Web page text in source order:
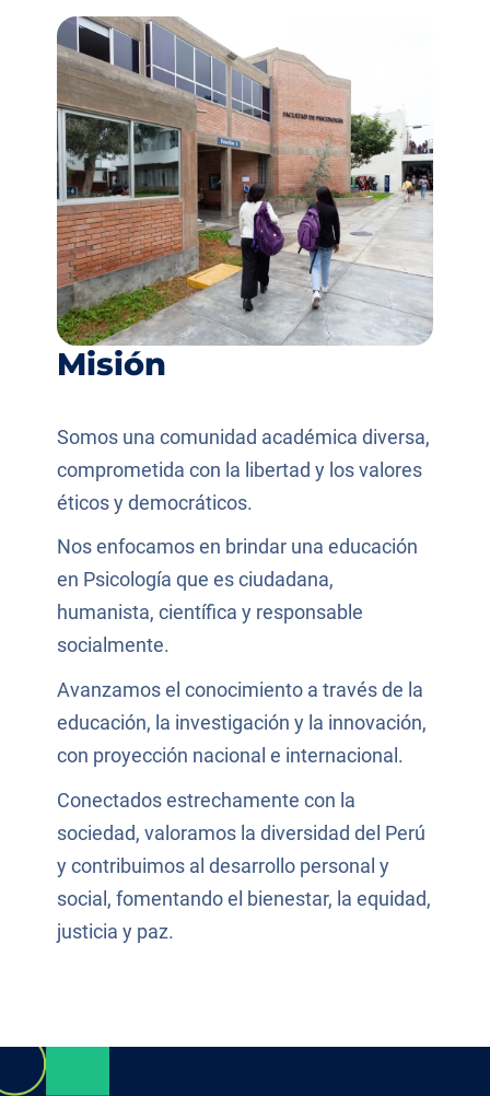
Misión
Somos una comunidad académica diversa,
comprometida con la libertad y los valores
éticos y democráticos.
Nos enfocamos en brindar una educación
en Psicología que es ciudadana,
humanista, científica y responsable
socialmente.
Avanzamos el conocimiento a través de la
educación, la investigación y la innovación,
con proyección nacional e internacional.
Conectados estrechamente con la
sociedad, valoramos la diversidad del Perú
y contribuimos al desarrollo personal y
social, fomentando el bienestar, la equidad,
justicia y paz.